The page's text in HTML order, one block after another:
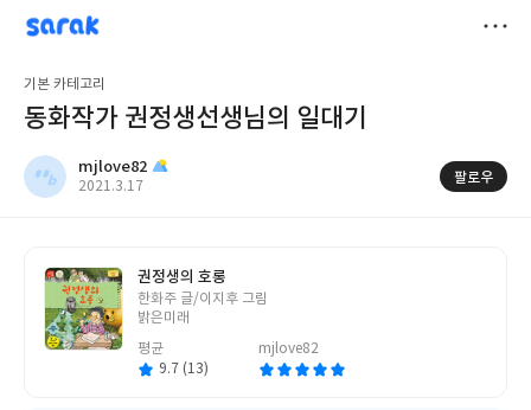
sarak
mjlove82
기본 카테고리
동화작가 권정생선생님의 일대기
mjlove82
작
2021.3.17
팔로우
권정생의 호롱
글
쓴
한화주 글/이지후 그림
밝은미래
평균
9.7 (13)
mjlove82